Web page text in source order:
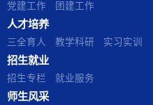
党建工作 团建工作
人才培养
三全育人 教学科研 实习实训
招生就业
招生专栏 就业服务
师生风采